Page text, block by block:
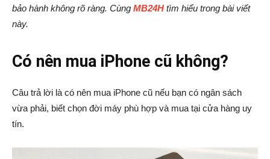
bảo hành không rõ ràng. Cùng MB24H tìm hiểu trong bài viết
này.
Có nên mua iPhone cũ không?
Câu trả lời là có nên mua iPhone cũ nếu bạn có ngân sách
vừa phải, biết chọn đời máy phù hợp và mua tại cửa hàng uy
tín.